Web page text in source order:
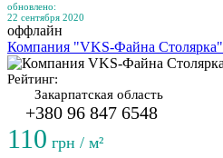
обновлено:
22 сентября 2020
оффлайн
Компания "VKS-Файна Столярка"
Рейтинг:
Закарпатская область
+380 96 847 6548
110 грн / м²